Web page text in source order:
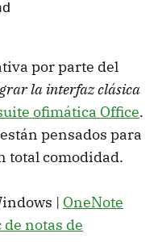
por parte del
la interfaz clásica
ofimática Office.
pensados para
total comodidad.
| OneNote
notas de